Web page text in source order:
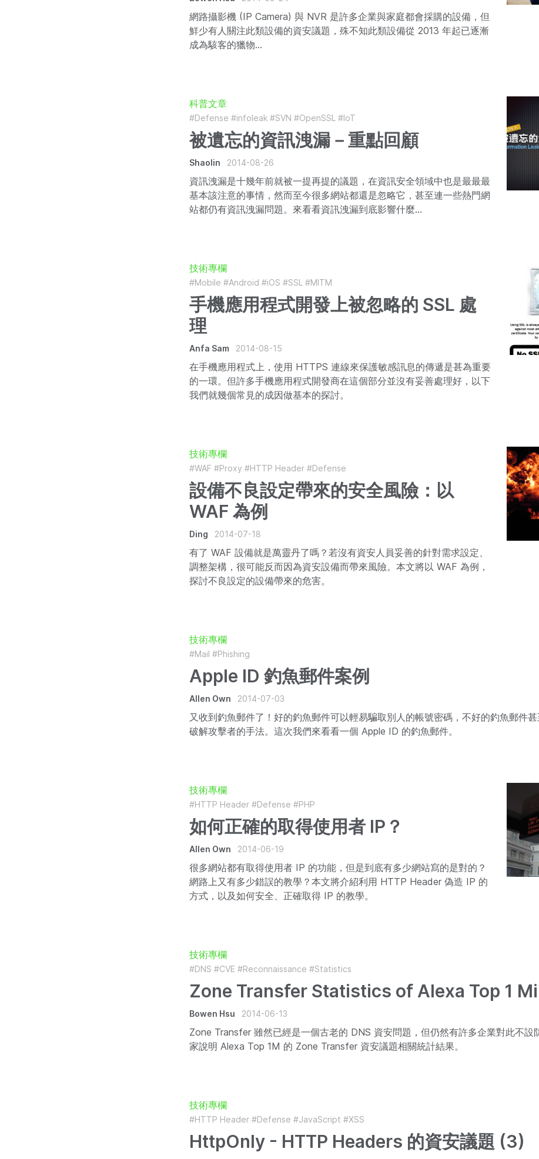
網路攝影機 (IP Camera) 與 NVR 是許多企業與家庭都會採購的設備，但
鮮少有人關注此類設備的資安議題，殊不知此類設備從 2013 年起已逐漸
成為駭客的獵物...
科普文章
#Defense #infoleak #SVN #OpenSSL #IoT
被遺忘的資訊洩漏－重點回顧
Shaolin 2014-08-26
資訊洩漏是十幾年前就被一提再提的議題，在資訊安全領域中也是最最最
基本該注意的事情，然而至今很多網站都還是忽略它，甚至連一些熱門網
站都仍有資訊洩漏問題。來看看資訊洩漏到底影響什麼...
技術專欄
#Mobile #Android #iOS #SSL #MITM
手機應用程式開發上被忽略的 SSL 處
理
Anfa Sam 2014-08-15
在手機應用程式上，使用 HTTPS 連線來保護敏感訊息的傳遞是甚為重要
的一環。但許多手機應用程式開發商在這個部分並沒有妥善處理好，以下
我們就幾個常見的成因做基本的探討。
技術專欄
#WAF #Proxy #HTTP Header #Defense
設備不良設定帶來的安全風險：以
WAF 為例
Ding 2014-07-18
有了 WAF 設備就是萬靈丹了嗎？若沒有資安人員妥善的針對需求設定、
調整架構，很可能反而因為資安設備而帶來風險。本文將以 WAF 為例，
探討不良設定的設備帶來的危害。
技術專欄
#Mail #Phishing
Apple ID 釣魚郵件案例
Allen Own 2014-07-03
又收到釣魚郵件了！好的釣魚郵件可以輕易騙取別人的帳號密碼，不好的釣魚郵件
破解攻擊者的手法。這次我們來看看一個 Apple ID 的釣魚郵件。
技術專欄
#HTTP Header #Defense #PHP
如何正確的取得使用者 IP？
Allen Own 2014-06-19
很多網站都有取得使用者 IP 的功能，但是到底有多少網站寫的是對的？
網路上又有多少錯誤的教學？本文將介紹利用 HTTP Header 偽造 IP 的
方式，以及如何安全、正確取得 IP 的教學。
技術專欄
#DNS #CVE #Reconnaissance #Statistics
Zone Transfer Statistics of Alexa Top 1
Bowen Hsu 2014-06-13
Zone Transfer 雖然已經是一個古老的 DNS 資安問題，但仍然有許多企業對此不設
家說明 Alexa Top 1M 的 Zone Transfer 資安議題相關統計結果。
技術專欄
#HTTP Header #Defense #JavaScript #XSS
HttpOnly - HTTP Headers 的資安議題 (3)